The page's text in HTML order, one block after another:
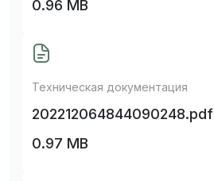
0.96 MB
Техническая документация
202212064844090248.pdf
0.97 MB